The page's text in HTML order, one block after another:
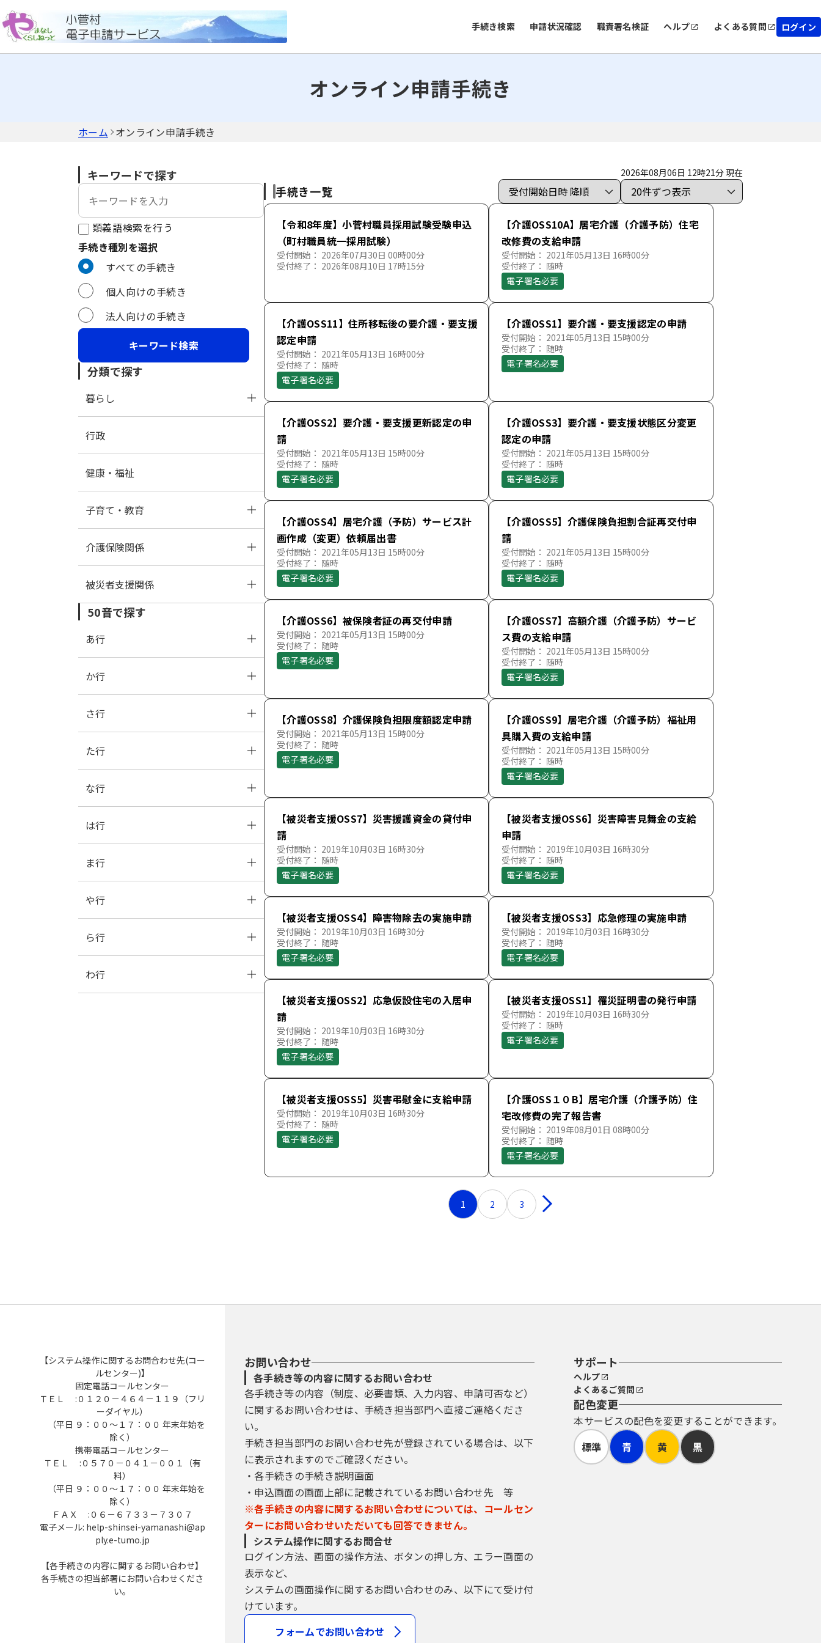
手続き検索 申請状況確認 職責署名検証 ヘルプ よくある質問 ログイン
オンライン申請手続き
ホーム オンライン申請手続き
キーワードで探す
類義語検索を行う
手続き種別を選択
利用者選択すべての手続き
個人向けの手続き
法人向けの手続き
分類で探す
暮らし
暮らし・手続き
ふるさと納税
ペット
行政
採用試験
健康・福祉
子育て・教育
母子保健
児童手当
児童扶養手当
保育
介護保険関係
介護保険
住所地特例
被災者支援関係
被災者支援
50音で探す
あ行
あ
か行
か
さ行
さ
た行
た
な行
な
は行
は
ま行
ま
や行
や
ら行
ら
わ行
2026年08月06日 12時21分 現在
手続き一覧
【令和8年度】小菅村職員採用試験受験申込
（町村職員統一採用試験）
受付開始： 2026年07月30日 00時00分
受付終了： 2026年08月10日 17時15分
【介護OSS10A】居宅介護（介護予防）住宅
改修費の支給申請
受付開始： 2021年05月13日 16時00分
受付終了： 随時
電子署名必要
【介護OSS11】住所移転後の要介護・要支援
認定申請
受付開始： 2021年05月13日 16時00分
受付終了： 随時
電子署名必要
【介護OSS1】要介護・要支援認定の申請
受付開始： 2021年05月13日 15時00分
受付終了： 随時
電子署名必要
【介護OSS2】要介護・要支援更新認定の申
請
受付開始： 2021年05月13日 15時00分
受付終了： 随時
電子署名必要
【介護OSS3】要介護・要支援状態区分変更
認定の申請
受付開始： 2021年05月13日 15時00分
受付終了： 随時
電子署名必要
【介護OSS4】居宅介護（予防）サービス計
画作成（変更）依頼届出書
受付開始： 2021年05月13日 15時00分
受付終了： 随時
電子署名必要
【介護OSS5】介護保険負担割合証再交付申
請
受付開始： 2021年05月13日 15時00分
受付終了： 随時
電子署名必要
【介護OSS6】被保険者証の再交付申請
受付開始： 2021年05月13日 15時00分
受付終了： 随時
電子署名必要
【介護OSS7】高額介護（介護予防）サービ
ス費の支給申請
受付開始： 2021年05月13日 15時00分
受付終了： 随時
電子署名必要
【介護OSS8】介護保険負担限度額認定申請
受付開始： 2021年05月13日 15時00分
受付終了： 随時
電子署名必要
【介護OSS9】居宅介護（介護予防）福祉用
具購入費の支給申請
受付開始： 2021年05月13日 15時00分
受付終了： 随時
電子署名必要
【被災者支援OSS7】災害援護資金の貸付申
請
受付開始： 2019年10月03日 16時30分
受付終了： 随時
電子署名必要
【被災者支援OSS6】災害障害見舞金の支給
申請
受付開始： 2019年10月03日 16時30分
受付終了： 随時
電子署名必要
【被災者支援OSS4】障害物除去の実施申請
受付開始： 2019年10月03日 16時30分
受付終了： 随時
電子署名必要
【被災者支援OSS3】応急修理の実施申請
受付開始： 2019年10月03日 16時30分
受付終了： 随時
電子署名必要
【被災者支援OSS2】応急仮設住宅の入居申
請
受付開始： 2019年10月03日 16時30分
受付終了： 随時
電子署名必要
【被災者支援OSS1】罹災証明書の発行申請
受付開始： 2019年10月03日 16時30分
受付終了： 随時
電子署名必要
【被災者支援OSS5】災害弔慰金に支給申請
受付開始： 2019年10月03日 16時30分
受付終了： 随時
電子署名必要
【介護OSS１０B】居宅介護（介護予防）住
宅改修費の完了報告書
受付開始： 2019年08月01日 08時00分
受付終了： 随時
電子署名必要
1 2 3
【システム操作に関するお問合わせ先(コー
ルセンター)】
固定電話コールセンター
ＴＥＬ :０１２０－４６４－１１９（フリ
ーダイヤル）
（平日 ９：００～１７：００ 年末年始を
除く）
携帯電話コールセンター
ＴＥＬ :０５７０－０４１－００１（有
料）
（平日 ９：００～１７：００ 年末年始を
除く）
ＦＡＸ :０６－６７３３－７３０７
電子メール: help-shinsei-yamanashi@ap
ply.e-tumo.jp
【各手続きの内容に関するお問い合わせ】
各手続きの担当部署にお問い合わせくださ
い。
お問い合わせ
各手続き等の内容に関するお問い合わせ
各手続き等の内容（制度、必要書類、入力内容、申請可否など）
に関するお問い合わせは、手続き担当部門へ直接ご連絡くださ
い。
手続き担当部門のお問い合わせ先が登録されている場合は、以下
に表示されますのでご確認ください。
・各手続きの手続き説明画面
・申込画面の画面上部に記載されているお問い合わせ先 等
※各手続きの内容に関するお問い合わせについては、コールセン
ターにお問い合わせいただいても回答できません。
システム操作に関するお問合せ
ログイン方法、画面の操作方法、ボタンの押し方、エラー画面の
表示など、
システムの画面操作に関するお問い合わせのみ、以下にて受け付
けています。
フォームでお問い合わせ
サポート
ヘルプ
よくあるご質問
配色変更
本サービスの配色を変更することができます。
標準
青 黄 黒